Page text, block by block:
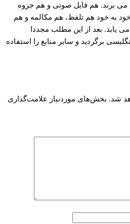
می برند. هم فایل صوتی و هم جزوه
به خود هم تلفظ، هم مکالمه و هم
یابد. بعد از این مطلب مجددا
برگردید و سایر منابع را استفاده
شد. بخش‌های موردنیاز علامت‌گذاری